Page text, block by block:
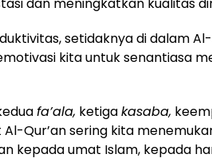
dan meningkatkan kualitas
setidaknya di dalam
kita untuk senantiasa
fa’ala, ketigakasaba,
Qur’an sering kita
kepada umat Islam, kepada